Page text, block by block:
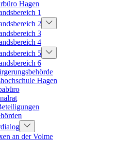
Hagen
1
2
3
4
5
6
Hagen
an der Volme